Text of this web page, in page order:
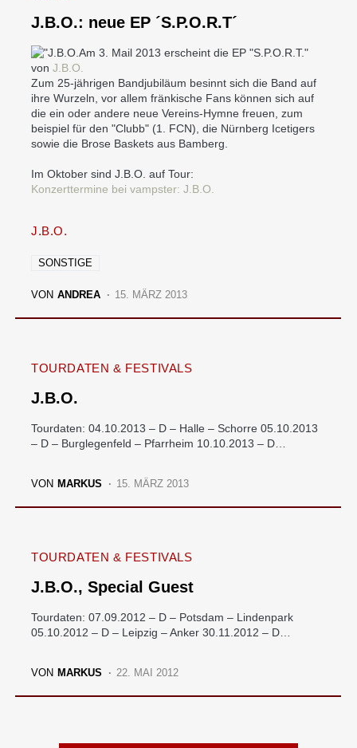
J.B.O.: neue EP ´S.P.O.R.T´
Am 3. Mail 2013 erscheint die EP "S.P.O.R.T."
von J.B.O.
Zum 25-jährigen Bandjubiläum besinnt sich die Band auf
ihre Wurzeln, vor allem fränkische Fans können sich auf
die ein oder andere neue Vereins-Hymne freuen, zum
beispiel für den "Clubb" (1. FCN), die Nürnberg Icetigers
sowie die Brose Baskets aus Bamberg.
Im Oktober sind J.B.O. auf Tour:
Konzerttermine bei vampster: J.B.O.
J.B.O.
SONSTIGE
VON ANDREA 15. MÄRZ 2013
TOURDATEN & FESTIVALS
J.B.O.
Tourdaten: 04.10.2013 – D – Halle – Schorre 05.10.2013
– D – Burglegenfeld – Pfarrheim 10.10.2013 – D…
VON MARKUS 15. MÄRZ 2013
TOURDATEN & FESTIVALS
J.B.O., Special Guest
Tourdaten: 07.09.2012 – D – Potsdam – Lindenpark
05.10.2012 – D – Leipzig – Anker 30.11.2012 – D…
VON MARKUS 22. MAI 2012